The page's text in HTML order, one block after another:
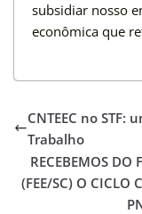
subsidiar nosso
econômica que
CNTEEC no
Trabalho
RECEBEMOS DO
(FEE/SC) O CICLO